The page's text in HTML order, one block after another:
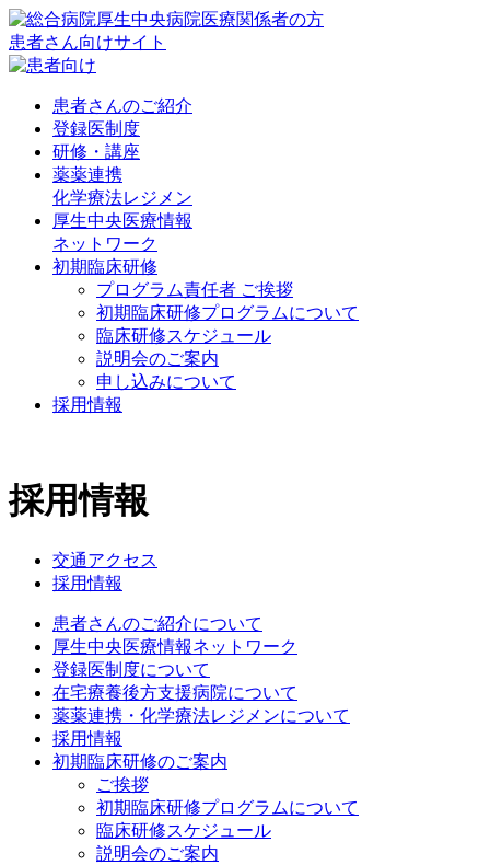
患者さん向けサイト
患者さんのご紹介
登録医制度
研修・講座
薬薬連携
化学療法レジメン
厚生中央医療情報
ネットワーク
初期臨床研修
プログラム責任者 ご挨拶
初期臨床研修プログラムについて
臨床研修スケジュール
説明会のご案内
申し込みについて
採用情報
採用情報
交通アクセス
採用情報
患者さんのご紹介について
厚生中央医療情報ネットワーク
登録医制度について
在宅療養後方支援病院について
薬薬連携・化学療法レジメンについて
採用情報
初期臨床研修のご案内
ご挨拶
初期臨床研修プログラムについて
臨床研修スケジュール
説明会のご案内